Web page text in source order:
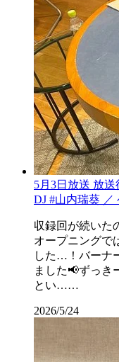
5月3日放送 放
DJ #山内瑞葵 ／
収録回が続いた
オープニングで
した…！バーナ
ました📢ずっき
とい……
2026/5/24